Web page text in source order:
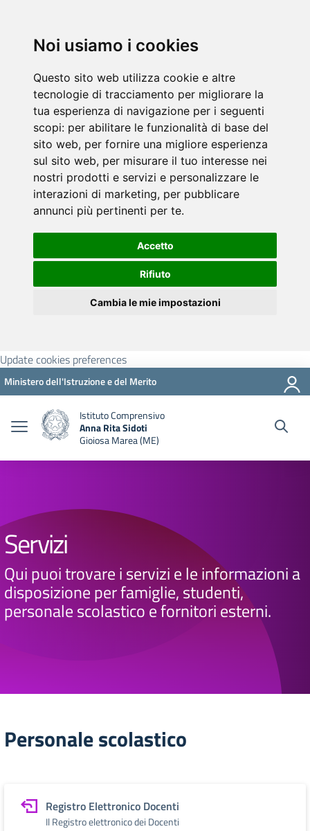
Noi usiamo i cookies
Questo sito web utilizza cookie e altre
tecnologie di tracciamento per migliorare la
tua esperienza di navigazione per i seguenti
scopi: per abilitare le funzionalità di base del
sito web, per fornire una migliore esperienza
sul sito web, per misurare il tuo interesse nei
nostri prodotti e servizi e personalizzare le
interazioni di marketing, per pubblicare
annunci più pertinenti per te.
Accetto
Rifiuto
Cambia le mie impostazioni
Update cookies preferences
Ministero dell'Istruzione e del Merito
Istituto Comprensivo
Anna Rita Sidoti
Gioiosa Marea (ME)
Servizi
Qui puoi trovare i servizi e le informazioni a
disposizione per famiglie, studenti,
personale scolastico e fornitori esterni.
Personale scolastico
Registro Elettronico Docenti
Il Registro elettronico dei Docenti